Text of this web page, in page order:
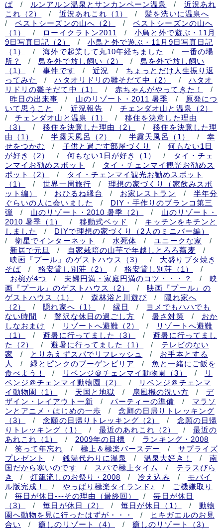
ぱ
/ ルンアルン温泉とサンカンペーン温泉 /
近況あれ
これ（2）
/ 近況あれこれ（1） /
髪を洗いに温泉へ
/
ベストシーズンの山へ（2） /
ベストシーズンの山へ
（1）
/ ローイクラトン2011 /
小鳥と外で遊ぶ・11月
9日写真日記（2）
/
小鳥と外で遊ぶ・11月9日写真日記
（1）
/ 海外で起業して丸10年経ちました /
一番の場
所？
/ 鳥を外で放し飼い（2） /
鳥を外で放し飼い
（1）
/ 事件です / 近況 /
ちょっとだけ人生振り返
ってみた
/ ハタオリドリの雛そだて中（2） /
ハタオ
リドリの雛そだて中（1）
/ 赤ちゃんがやってきた！
/
昨日の出来事
/ 山のリゾート・2011 暑季 /
原発につ
いて思うこと
/ 近況報告 /
チェンダオ山と温泉（2）
/
チェンダオ山と温泉（1） /
移住を決意した理由
（3）
/ 移住を決意した理由（2） /
移住を決意した理
由（1）
/ 半露天風呂（2） / 半露天風呂（1） /
幸
せをつかむ
/ 子供と過ごす部屋づくり /
何もない1日
が好き（2）
/ 何もない1日が好き（1） /
タイ・チェ
ンマイお勧めスポット
/
タイ・チェンマイ観光お勧めス
ポット（2）
/
タイ・チェンマイ観光お勧めスポット
（1）
/ 世界一周旅行 /
理想の家づくり（家飲みスポ
ット編）
/ おひるね縁台 / お家レストラン /
半年分
ぐらいの人に会いました
/
DIY・手作りのブランコ第三
弾
/ 山のリゾート・2010 暑季（2） /
山のリゾート・
2010 暑季（1）
/ 移動式ベッド /
キッチンをキチンと
しました
/
DIYで理想の家づくり（2人のミニバー編）
/
衛星でインターネット / 水死体 / ユニークな家
/
新居で元旦
/ 自家栽培の山芋で年越しとろろ蕎麦
/
映画『プール』のゲストハウス（3）
/
大盛りブタ焼き
そば
/ 格安貸し別荘（2） / 格安貸し別荘（1）
/
お椀が4つ
/ 夫婦円満・家庭円満のコツ・・・？ /
映
画『プール』のゲストハウス（2）
/
映画『プール』の
ゲストハウス（1）
/ 森林浴と川遊び /
隠れ家へ
（2）
/ 隠れ家へ（1） / 縁日 /
ヨメでもハハでも
ない時間
/ 贅沢な休日の過ごし方 / 暑さ対策 /
おか
しなおまけ
/ リゾートへ避難（2） /
リゾートへ避難
（1）
/ 避暑に行ってました（3） /
避暑に行ってまし
た（2）
/ 避暑に行ってました（1） /
テレビのない
家
/ とりあえずスパでリフレッシュ /
お手本とする
人
/ 緑とピンクのブーゲンビリア /
魚と一緒にご飯を
食べよう！
/ リベンジ＠チェンマイ動物園（3） /
リ
ベンジ＠チェンマイ動物園（2）
/
リベンジ＠チェンマ
イ動物園（1）
/ 天国と地獄 / 扇風機の洗い方 /
デ
ザイン・レイアウト一新
/ パーティーの準備 /
マラソ
ンとアニメ・はじめの一歩
/
念願の日帰りトレッキング
（3）
/ 念願の日帰りトレッキング（2） /
念願の日帰
りトレッキング（1）
/ 最近のあれこれ（2） /
最近の
あれこれ（1）
/ 2009年の目標 /
ランキング・2008
/
笑って年忘れ / 極上＆極楽バースデー /
サプライズ
プレゼント
/ 銭湯代わりに温泉 / 温泉大好き！ /
南
国だから寒いのです
/ スパで極上タイム /
テラスびら
き
/ 灯籠流しのお祭り・2008 / 冷え込み /
モバイ
ル版完成！
/ やっぱり極楽タイランド♪ /
ご機嫌取り
/
毎日が休日---その理由（最終回） /
毎日が休日
（3）
/ 毎日が休日（2） / 毎日が休日（1） /
動物
園へ動物を見に行ったはずが・・・
/
ヒキガエルのお見
合い
/ 癒しのリゾート（4） /
癒しのリゾート（3）